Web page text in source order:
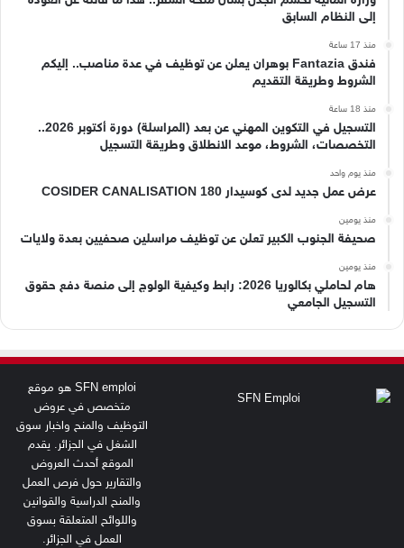
إلى النظام السابق
منذ 17 ساعة
فندق Fantazia بوهران يعلن عن توظيف في عدة مناصب.. إليكم
الشروط وطريقة التقديم
منذ 18 ساعة
التسجيل في التكوين المهني عن بعد (المراسلة) دورة أكتوبر 2026..
التخصصات، الشروط، موعد الانطلاق وطريقة التسجيل
منذ يوم واحد
عرض عمل جديد لدى كوسيدار COSIDER CANALISATION 180
منذ يومين
صحيفة الجنوب الكبير تعلن عن توظيف مراسلين صحفيين بعدة ولايات
منذ يومين
هام لحاملي بكالوريا 2026: رابط وكيفية الولوج إلى منصة دفع حقوق
التسجيل الجامعي
SFN emploi هو موقع
متخصص في عروض
التوظيف والمنح واخبار سوق
الشغل في الجزائر. يقدم
الموقع أحدث العروض
والتقارير حول فرص العمل
والمنح الدراسية والقوانين
واللوائح المتعلقة بسوق
العمل في الجزائر.